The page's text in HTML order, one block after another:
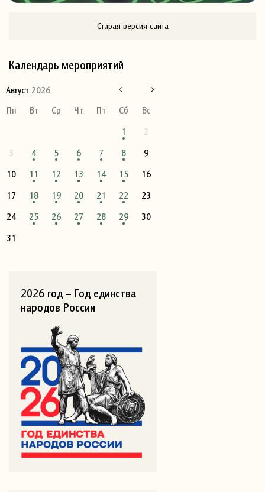
Старая версия сайта
Календарь мероприятий
Август 2026
Пн
Вт Ср Чт Пт Сб
Вс
1
2
3
4 5 6 7 8
9
10
11 12 13 14 15
16
17
18 19 20 21 22
23
24
25 26 27 28 29
30
31
2026 год – Год единства
народов России